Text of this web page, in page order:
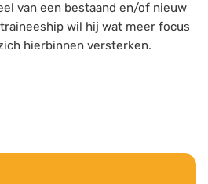
van een bestaand en/of nieuw
wil hij wat meer focus
hierbinnen versterken.